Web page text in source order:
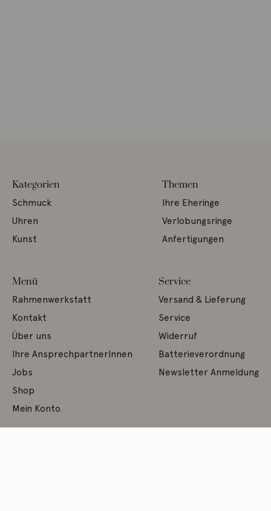
Kategorien
Schmuck
Uhren
Kunst
Themen
Ihre Eheringe
Verlobungsringe
Anfertigungen
Menü
Rahmenwerkstatt
Kontakt
Über uns
Ihre AnsprechpartnerInnen
Jobs
Shop
Mein Konto
Service
Versand & Lieferung
Service
Widerruf
Batterieverordnung
Newsletter Anmeldung